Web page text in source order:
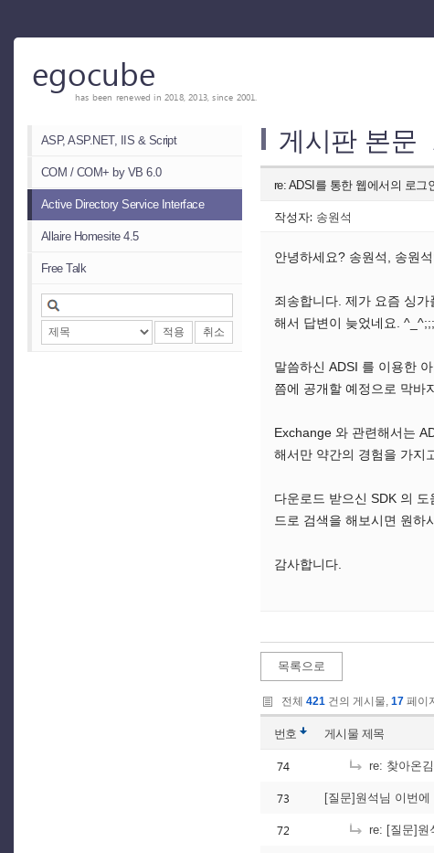
egocube
has been renewed in 2018, 2013, since 2001.
ASP, ASP.NET, IIS & Script
COM / COM+ by VB 6.0
Active Directory Service Interface
Allaire Homesite 4.5
Free Talk
적용 취소
게시판 본문
re: ADSI를 통한 웹에서의 로그
작성자: 송원석
안녕하세요? 송원석, 송원
죄송합니다. 제가 요즘 싱
해서 답변이 늦었네요. ^_^;;;
말씀하신 ADSI 를 이용한
쯤에 공개할 예정으로 막바
Exchange 와 관련해서는
해서만 약간의 경험을 가지
다운로드 받으신 SDK 의
드로 검색을 해보시면 원하
감사합니다.
목록으로
전체 421 건의 게시물, 17 페이
번호 게시물 제목
74 re: 찾아온
73 [질문]원석님 이번
72 re: [질문]원